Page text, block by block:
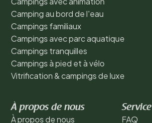
Camping au bord de l'eau
Campings familiaux
Campings avec parc aquatique
Campings tranquilles
Campings à pied et à vélo
Vitrification & campings de luxe
À propos de nous
À propos de nous
Service
FAQ